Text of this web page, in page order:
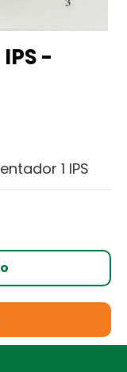
-
1 IPS